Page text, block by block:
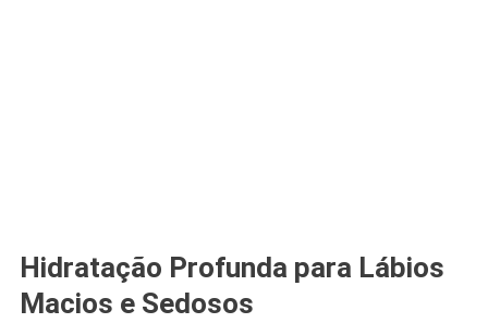
Hidratação Profunda para Lábios
Macios e Sedosos